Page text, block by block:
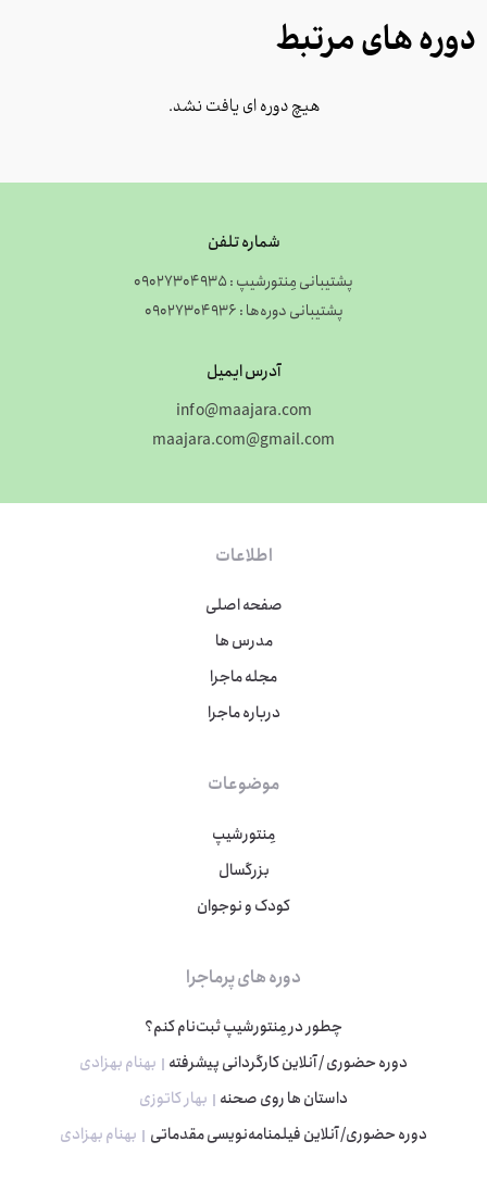
دوره های مرتبط
هیچ دوره ای یافت نشد.
شماره تلفن
پشتیبانی مِنتورشیپ : 09027304935
پشتیبانی دوره‌ها : 09027304936
آدرس ایمیل
info@maajara.com
maajara.com@gmail.com
اطلاعات
صفحه اصلی
مدرس ها
مجله ماجرا
درباره ماجرا
موضوعات
مِنتورشیپ
بزرگسال
کودک و نوجوان
دوره های پرماجرا
چطور در مِنتورشیپ ثبت‌نام کنم؟
دوره حضوری / آنلاین کارگردانی پیشرفته بهنام بهزادی
داستان ها روی صحنه بهار کاتوزی
دوره حضوری/ آنلاین فیلمنامه‌نویسی مقدماتی
بهنام بهزادی